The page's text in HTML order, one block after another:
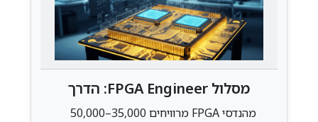
מסלול FPGA Engineer: הדרך
להפוך למהנדס חומרה מבוקש
מהנדסי FPGA מרוויחים 35,000–50,000